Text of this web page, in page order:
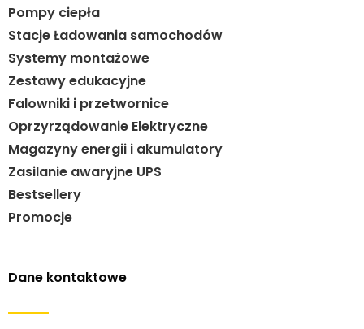
Pompy ciepła
Stacje Ładowania samochodów
Systemy montażowe
Zestawy edukacyjne
Falowniki i przetwornice
Oprzyrządowanie Elektryczne
Magazyny energii i akumulatory
Zasilanie awaryjne UPS
Bestsellery
Promocje
Dane kontaktowe